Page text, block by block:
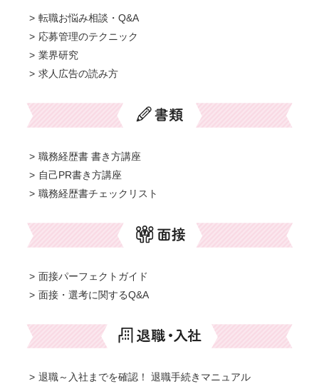
転職お悩み相談・Q&A
応募管理のテクニック
業界研究
求人広告の読み方
職務経歴書 書き方講座
自己PR書き方講座
職務経歴書チェックリスト
面接パーフェクトガイド
面接・選考に関するQ&A
退職～入社までを確認！ 退職手続きマニュアル